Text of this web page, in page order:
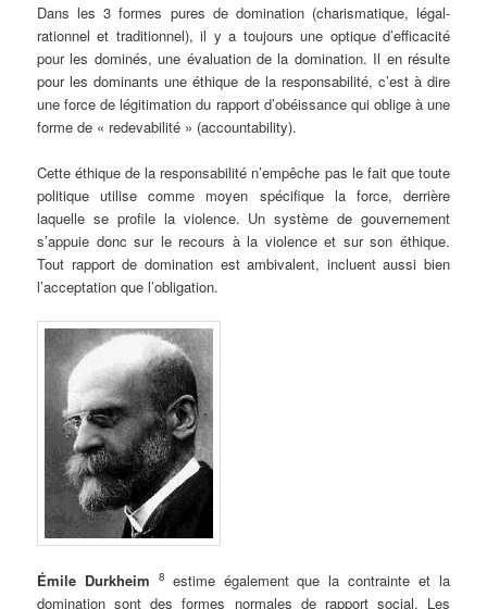
Dans les 3 formes pures de domination (charismatique, légal-
rationnel et traditionnel), il y a toujours une optique d’efficacité
pour les dominés, une évaluation de la domination. Il en résulte
pour les dominants une éthique de la responsabilité, c’est à dire
une force de légitimation du rapport d’obéissance qui oblige à une
forme de « redevabilité » (accountability).
Cette éthique de la responsabilité n’empêche pas le fait que toute
politique utilise comme moyen spécifique la force, derrière
laquelle se profile la violence. Un système de gouvernement
s’appuie donc sur le recours à la violence et sur son éthique.
Tout rapport de domination est ambivalent, incluent aussi bien
l’acceptation que l’obligation.
Émile Durkheim 8 estime également que la contrainte et la
domination sont des formes normales de rapport social. Les